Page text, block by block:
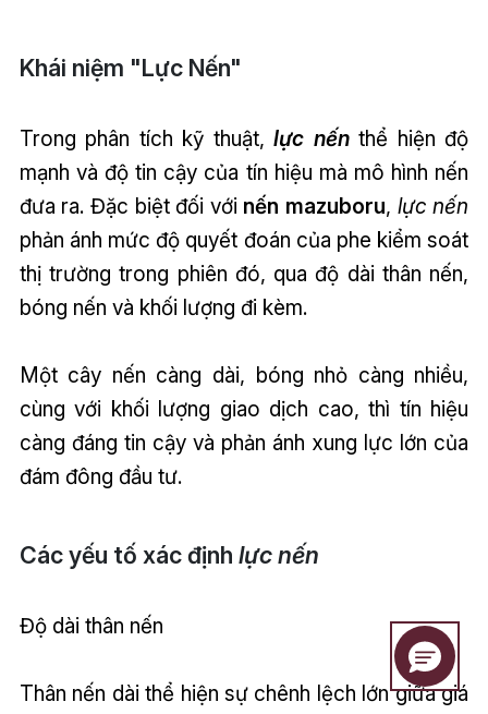
Khái niệm "Lực Nến"
Trong phân tích kỹ thuật,lực nếnthể hiện độ
mạnh và độ tin cậy của tín hiệu mà mô hình nến
đưa ra. Đặc biệt đối với nến mazuboru, lực nến
phản ánh mức độ quyết đoán của phe kiểm soát
thị trường trong phiên đó, qua độ dài thân nến,
bóng nến và khối lượng đi kèm.
Một cây nến càng dài, bóng nhỏ càng nhiều,
cùng với khối lượng giao dịch cao, thì tín hiệu
càng đáng tin cậy và phản ánh xung lực lớn của
đám đông đầu tư.
Các yếu tố xác định lực nến
Độ dài thân nến
Thân nến dài thể hiện sự chênh lệch lớn giữa giá